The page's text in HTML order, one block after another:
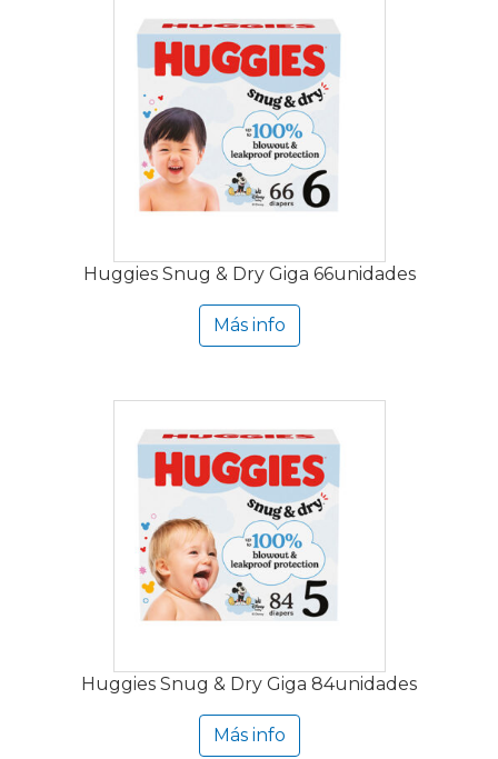
Huggies Snug & Dry Giga 66unidades
Más info
Huggies Snug & Dry Giga 84unidades
Más info